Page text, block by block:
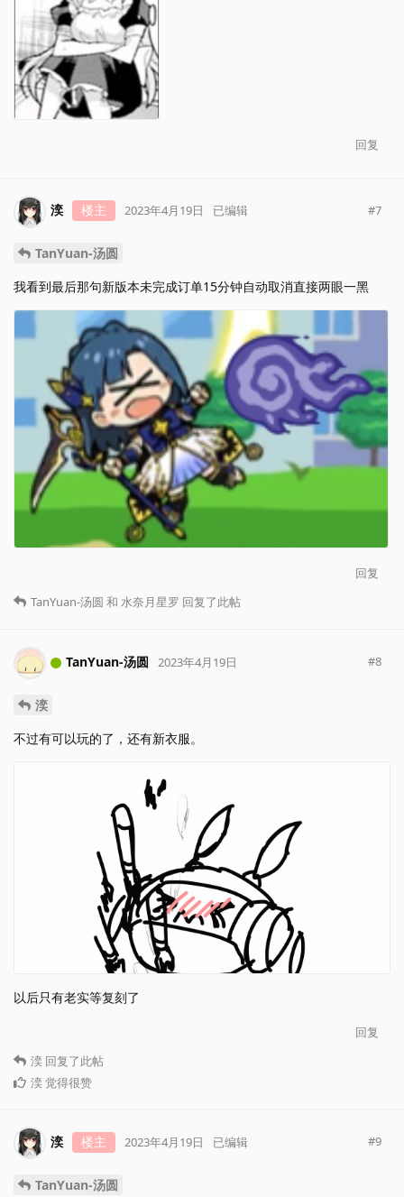
回复
湙 楼主 2023年4月19日 已编辑 #7
TanYuan-汤圆
我看到最后那句新版本未完成订单15分钟自动取消直接两眼一黑
回复
TanYuan-汤圆 和 水奈月星罗 回复了此帖
TanYuan-汤圆 2023年4月19日 #8
湙
不过有可以玩的了，还有新衣服。
以后只有老实等复刻了
回复
湙 回复了此帖
湙觉得很赞
湙 楼主 2023年4月19日 已编辑 #9
TanYuan-汤圆